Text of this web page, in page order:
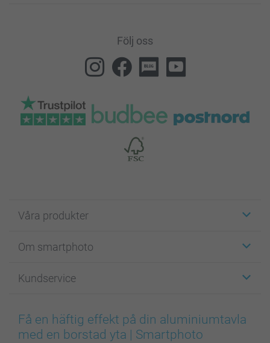
Följ oss
Våra produkter
Fotokort
Fotoböcker
Bilder, Fotoförstoring & Fotohäften
Skal till Mobil & Surfplatta
Om smartphoto
För affiliates
Cookie Policy
Sitemap
Kundservice
smartgaranti
smartbonus
Få en häftig effekt på din aluminiumtavla
med en borstad yta | Smartphoto